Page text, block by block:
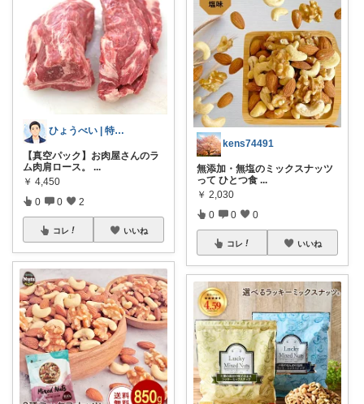
ひょうべい | 特化型でシンプルライフ
【真空パック】お肉屋さんのラ
ム肉肩ロース。
...
￥ 4,450
0 0 2
コレ いいね
kens74491
無添加・無塩のミックスナッツ
って ひとつ食 ...
￥ 2,030
0 0 0
コレ いいね